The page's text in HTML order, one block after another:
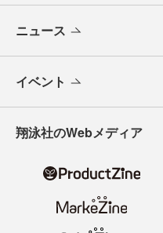
ニュース
イベント
翔泳社のWebメディア